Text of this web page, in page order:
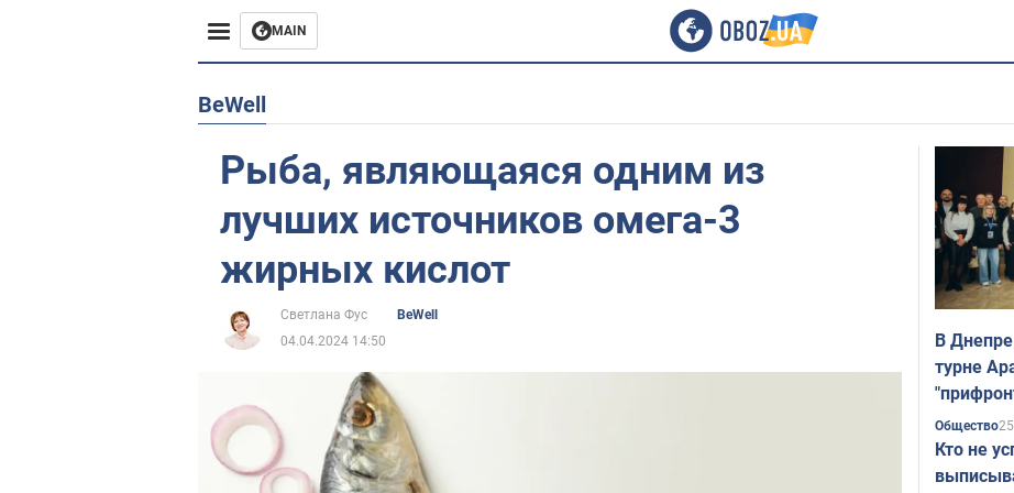
MAIN
Европа
Жизнь
BeWell
Рыба, являющаяся одним из
лучших источников омега-3
жирных кислот
Светлана Фус
BeWell
04.04.2024 14:50
В
турне
Общество
Кто не